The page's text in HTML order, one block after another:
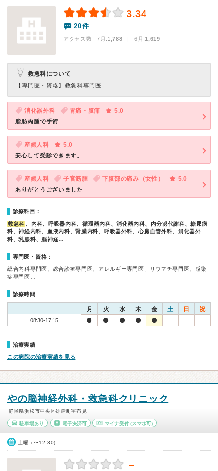
3.34
20件
アクセス数 7月:1,788 | 6月:1,619
救急科について
【専門医・資格】 救急科専門医
消化器外科 胃痛・腹痛
5.0
脂肪肉腫で手術
産婦人科
5.0
安心して受診できます。
産婦人科 子宮筋腫 下腹部の痛み（女性）
5.0
ありがとうございました
診療科目：
救急科 、内科、呼吸器内科、循環器内科、消化器内科、内分泌代謝科、糖尿病
科、神経内科、血液内科、腎臓内科、呼吸器外科、心臓血管外科、消化器外
科、乳腺科、脳神経…
専門医・資格：
総合内科専門医、総合診療専門医、アレルギー専門医、リウマチ専門医、感染
症専門医…
診療時間
月 火 水 木 金 土 日 祝
08:30-17:15
治療実績
この病院の治療実績を見る
やの脳神経外科・救急科クリニック
静岡県浜松市中央区雄踏町宇布見
駐車場あり 電子決済可 マイナ受付 (スマホ可)
土曜（〜12:30）
－